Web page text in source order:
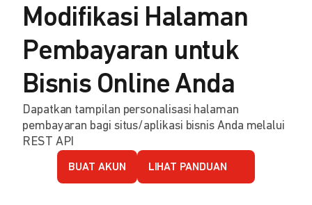
Modifikasi Halaman
Pembayaran untuk
Bisnis Online Anda
Dapatkan tampilan personalisasi halaman
pembayaran bagi situs/aplikasi bisnis Anda melalui
REST API
BUAT AKUN LIHAT PANDUAN